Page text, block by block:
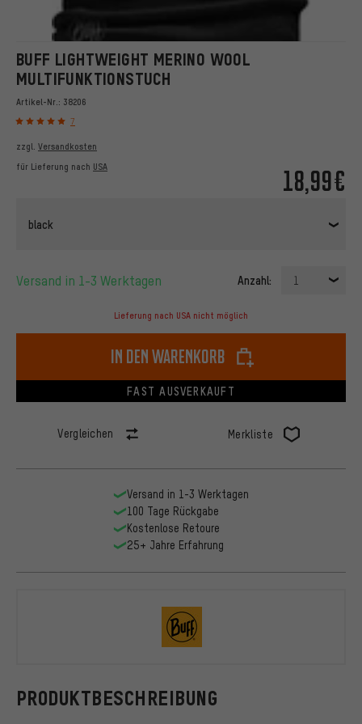
BUFF LIGHTWEIGHT MERINO WOOL
MULTIFUNKTIONSTUCH
Artikel-Nr.: 38206
7
18,99€
zzgl. Versandkosten
für Lieferung nach USA
black
Versand in 1-3 Werktagen Anzahl: 1
Lieferung nach USA nicht möglich
In den Warenkorb
FAST AUSVERKAUFT
Vergleichen Merkliste
PRODUKTBESCHREIBUNG
Versand in 1-3 Werktagen
100 Tage Rückgabe
Kostenlose Retoure
25+ Jahre Erfahrung